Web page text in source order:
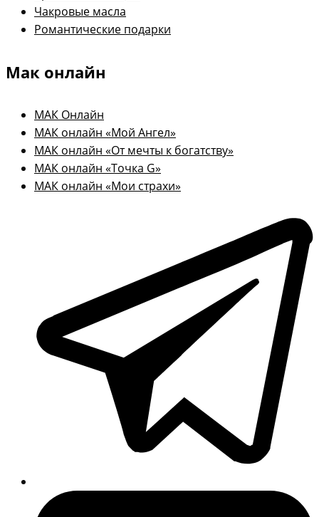
Чакровые масла
Романтические подарки
Мак онлайн
МАК Онлайн
МАК онлайн «Мой Ангел»
МАК онлайн «От мечты к богатству»
МАК онлайн «Точка G»
МАК онлайн «Мои страхи»